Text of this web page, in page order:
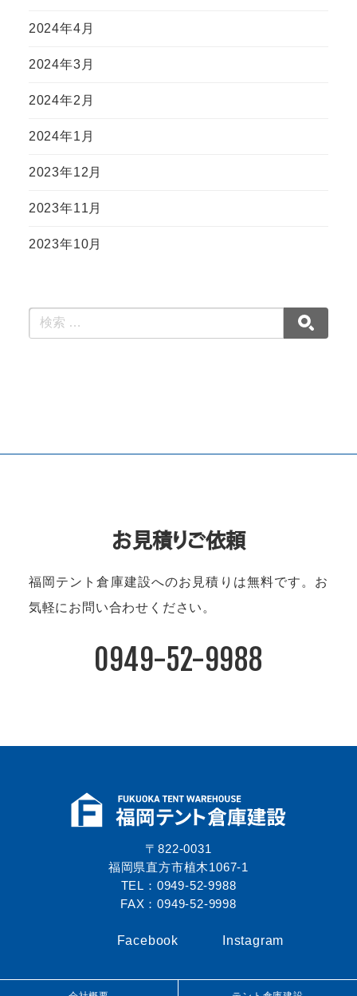
2024年4月
2024年3月
2024年2月
2024年1月
2023年12月
2023年11月
2023年10月
お見積りご依頼
福岡テント倉庫建設へのお見積りは無料です。 お
気軽にお問い合わせください。
0949-52-9988
〒822-0031
福岡県直方市植木1067-1
TEL：0949-52-9988
FAX：0949-52-9998
Facebook Instagram